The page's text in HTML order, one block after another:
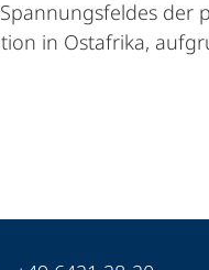
in Ostafrika,